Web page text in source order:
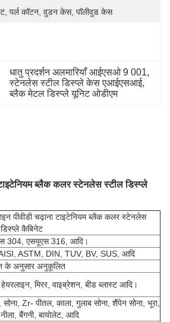
पर्ल कॉटन, वुडन केस, पॉलीवुड केस
धातु प्रदर्शन अलमारियाँ आईएसओ 9 001
स्टेनलेस स्टील डिस्प्ले केस एआईएसआई,
ब्लैक मेटल डिस्प्ले यूनिट ओडीएम
टाइटेनियम ब्लैक कलर स्टेनलेस स्टील डिस्प्ले
पीवीडी चढ़ाना टाइटेनियम ब्लैक कलर स्टेनलेस
कैबिनेट
304, एसयूएस 316, आदि।
ASTM, DIN, TUV, BV, SUS, आदि
के अनुसार अनुकूलित
मिरर, वाइब्रेशन, बीड ब्लास्ट आदि।
सोना, Zr- पीतल, काला, गुलाब सोना, शैंपेन सोना, भूरा,
बैंगनी, बायोलेट, आदि